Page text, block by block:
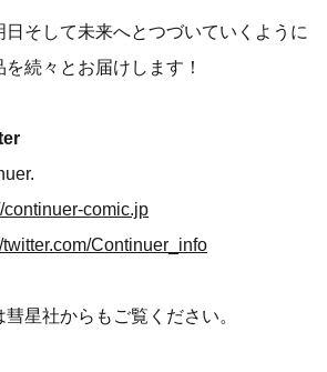
そして未来へとつづいていくように
続々とお届けします！
continuer-comic.jp
twitter.com/Continuer_info
星社からもご覧ください。